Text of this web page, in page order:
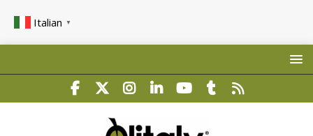
Italian ▼